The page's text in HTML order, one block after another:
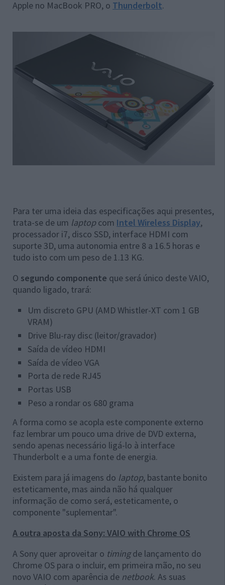
Apple no MacBook PRO, o Thunderbolt.
Para ter uma ideia das especificações aqui presentes,
trata-se de um laptopcom Intel Wireless Display,
processador i7, disco SSD, interface HDMI com
suporte 3D, uma autonomia entre 8 a 16.5 horas e
tudo isto com um peso de 1.13 KG.
O segundo componente que será único deste VAIO,
quando ligado, trará:
Um discreto GPU (AMD Whistler-XT com 1 GB
VRAM)
Drive Blu-ray disc (leitor/gravador)
Saída de vídeo HDMI
Saída de vídeo VGA
Porta de rede RJ45
Portas USB
Peso a rondar os 680 grama
A forma como se acopla este componente externo
faz lembrar um pouco uma drive de DVD externa,
sendo apenas necessário ligá-lo à interface
Thunderbolt e a uma fonte de energia.
Existem para já imagens do laptop, bastante bonito
esteticamente, mas ainda não há qualquer
informação de como será, esteticamente, o
componente "suplementar".
A outra aposta da Sony: VAIO with Chrome OS
A Sony quer aproveitar o timingde lançamento do
Chrome OS para o incluir, em primeira mão, no seu
novo VAIO com aparência de netbook. As suas